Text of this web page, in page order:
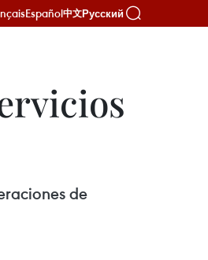
Español中文Русский
de